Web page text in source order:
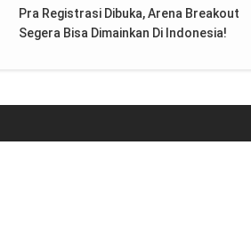
Pra Registrasi Dibuka, Arena Breakout
Segera Bisa Dimainkan Di Indonesia!